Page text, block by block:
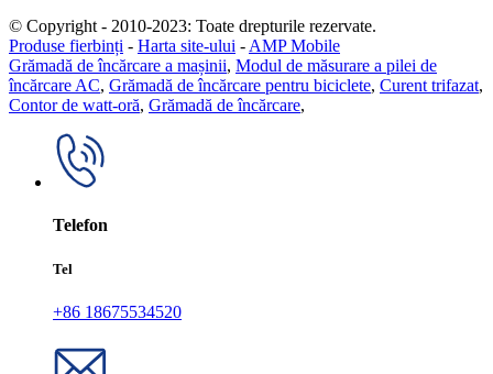
© Copyright - 2010-2023: Toate drepturile rezervate.
Produse fierbinți - Harta site-ului - AMP Mobile
Grămadă de încărcare a mașinii, Modul de măsurare a pilei de
încărcare AC, Grămadă de încărcare pentru biciclete, Curent trifazat,
Contor de watt-oră, Grămadă de încărcare,
Telefon
Tel
+86 18675534520